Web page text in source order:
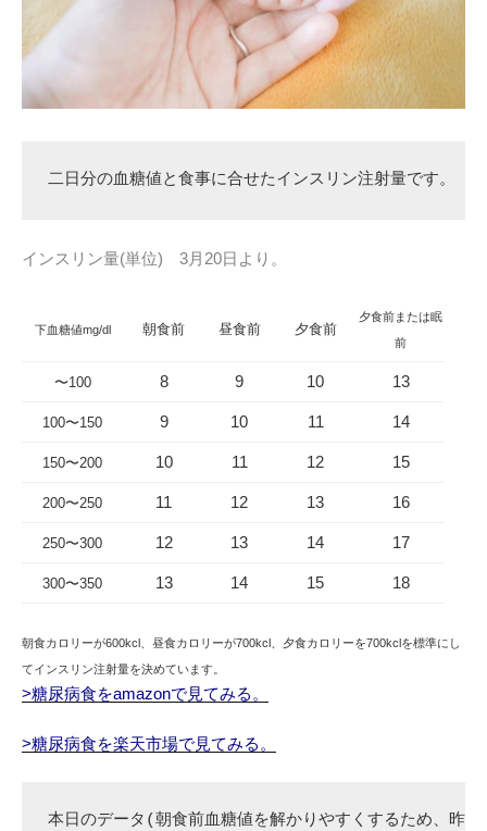
二日分の血糖値と食事に合せたインスリン注射量です。
インスリン量(単位) 3月20日より。
下血糖値mg/dl 朝食前 昼食前 夕食前
夕食前または眠
前
〜100 8 9 10 13
100〜150 9 10 11 14
150〜200 10 11 12 15
200〜250 11 12 13 16
250〜300 12 13 14 17
300〜350 13 14 15 18
朝食カロリーが600kcl、昼食カロリーが700kcl、夕食カロリーを700kclを標準にし
てインスリン注射量を決めています。
>糖尿病食をamazonで見てみる。
>糖尿病食を楽天市場で見てみる。
本日のデータ(朝食前血糖値を解かりやすくするため、昨